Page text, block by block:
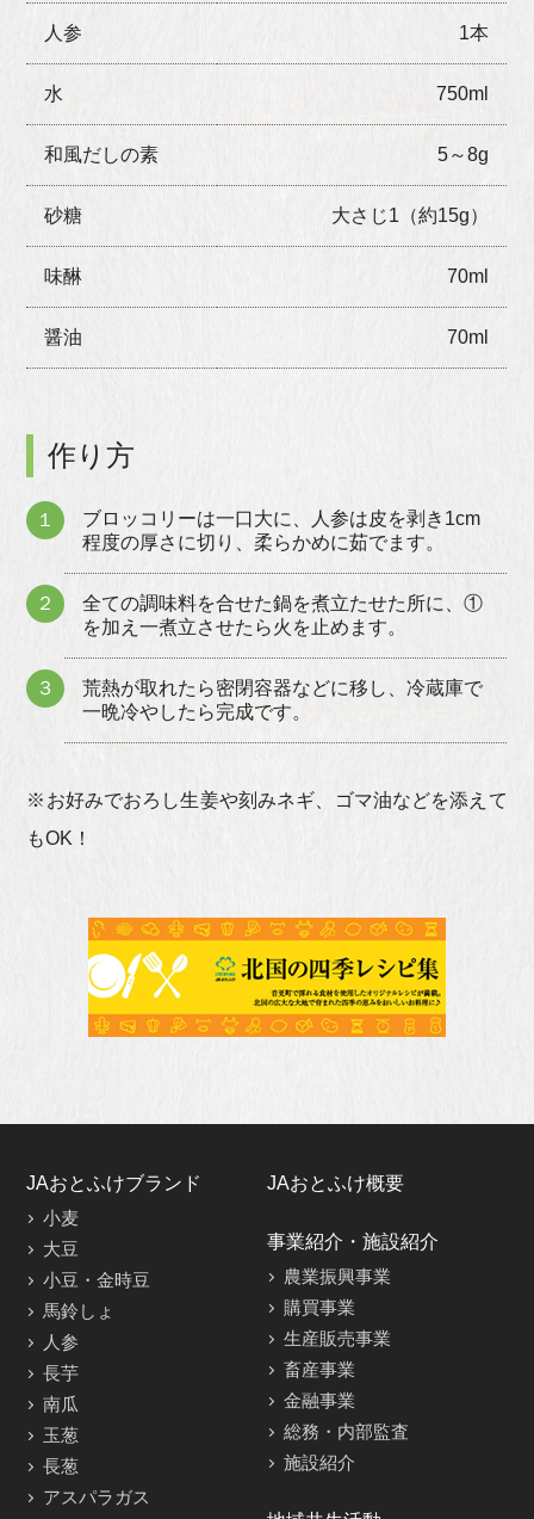
人参 1本
水 750ml
和風だしの素 5～8g
砂糖 大さじ1（約15g）
味醂 70ml
醤油 70ml
作り方
１
ブロッコリーは一口大に、人参は皮を剥き1cm
程度の厚さに切り、柔らかめに茹でます。
２
全ての調味料を合せた鍋を煮立たせた所に、①
を加え一煮立させたら火を止めます。
３
荒熱が取れたら密閉容器などに移し、冷蔵庫で
一晩冷やしたら完成です。
※お好みでおろし生姜や刻みネギ、ゴマ油などを添えて
もOK！
JAおとふけブランド
小麦
大豆
小豆・金時豆
馬鈴しょ
人参
長芋
南瓜
玉葱
長葱
アスパラガス
JAおとふけ概要
事業紹介・施設紹介
農業振興事業
購買事業
生産販売事業
畜産事業
金融事業
総務・内部監査
施設紹介